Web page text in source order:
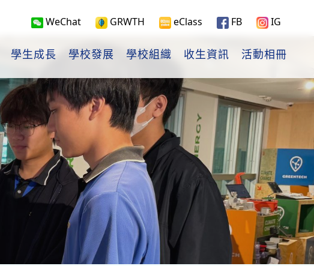
WeChat GRWTH eClass FB IG
學生成長 學校發展 學校組織 收生資訊 活動相冊